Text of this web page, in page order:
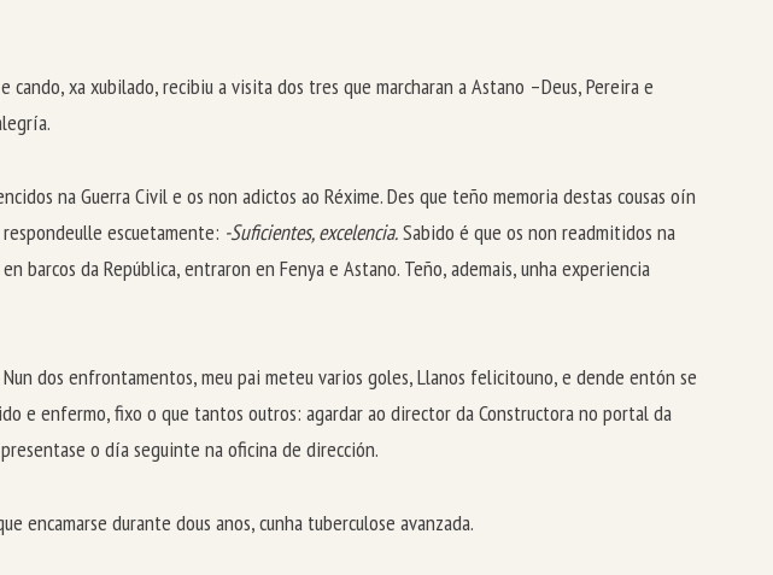
xa xubilado, recibiu a visita dos tres que marcharan a Astano –Deus, Pereira e
na Guerra Civil e os non adictos ao Réxime. Des que teño memoria destas cousas oín
escuetamente: -Suficientes, excelencia.Sabido é que os non readmitidos na
da República, entraron en Fenya e Astano. Teño, ademais, unha experiencia
dos enfrontamentos, meu pai meteu varios goles, Llanos felicitouno, e dende entón se
e enfermo, fixo o que tantos outros: agardar ao director da Constructora no portal da
o día seguinte na oficina de dirección.
encamarse durante dous anos, cunha tuberculose avanzada.